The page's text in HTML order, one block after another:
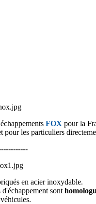
FOX pour la
pour les particuliers
en acier inoxydable.
sont